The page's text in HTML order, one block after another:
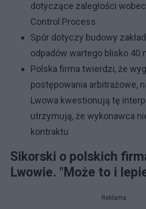
dotyczące zaległości
Control Process
Spór dotyczy budowy
odpadów wartego blisko 40
Polska firma twierdzi, że
postępowania arbitrażowe,
Lwowa kwestionują tę
utrzymują, że wykonawca
kontraktu
Sikorski o polskich
Lwowie. "Może to i
Reklama